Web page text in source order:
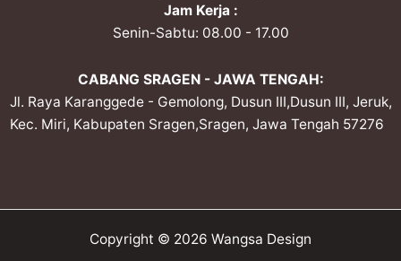
Jam Kerja :
Senin-Sabtu: 08.00 - 17.00
CABANG SRAGEN - JAWA TENGAH:
Jl. Raya Karanggede - Gemolong, Dusun III,Dusun III, Jeruk,
Kec. Miri, Kabupaten Sragen,Sragen, Jawa Tengah 57276
Copyright © 2026 Wangsa Design